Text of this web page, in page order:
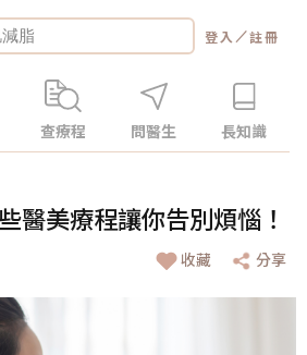
登入 ／註冊
查療程 問醫生 長知識
醫美療程讓你告別煩惱！
收藏 分享